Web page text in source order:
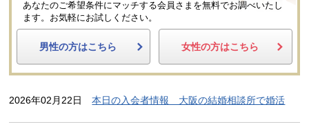
あなたのご希望条件にマッチする会員さまを無料でお調べいたし
ます。
お気軽にお試しください。
男性の方はこちら 女性の方はこちら
2026年02月22日本日の入会者情報 大阪の結婚相談所で婚活